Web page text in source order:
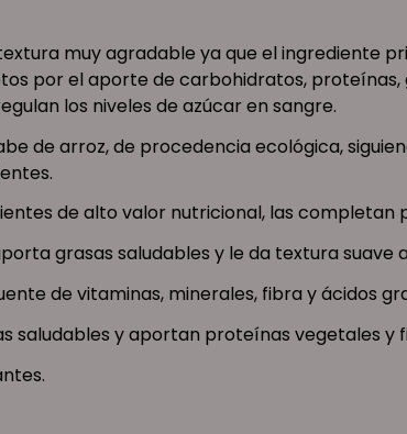
muy agradable ya que el ingrediente
por el aporte de carbohidratos,
los niveles de azúcar en sangre.
de arroz, de procedencia ecológica,
de alto valor nutricional, las
grasas saludables y le da textura suave
de vitaminas, minerales, fibra y ácidos
saludables y aportan proteínas vegetales